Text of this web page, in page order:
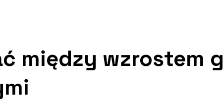
między wzrostem